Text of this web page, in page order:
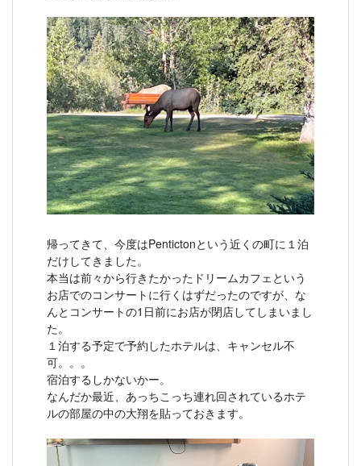
帰ってきて、今度はPentictonという近くの町に１泊
だけしてきました。
本当は前々から行きたかったドリームカフェという
お店でのコンサートに行くはずだったのですが、な
んとコンサートの1日前にお店が閉店してしまいまし
た。
１泊する予定で予約したホテルは、キャンセル不
可。。。
宿泊するしかないかー。
なんだか最近、あっちこっち連れ回されているホテ
ルの部屋の中の大翔を貼っておきます。